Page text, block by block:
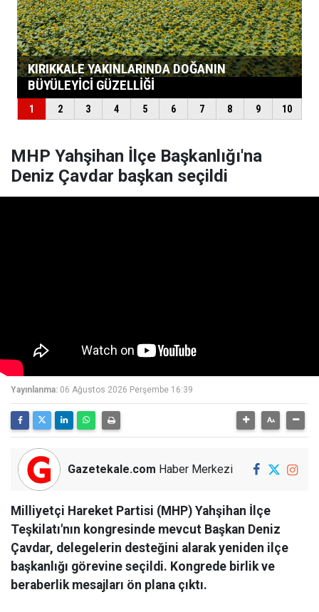
MHP Yahşihan İlçe Başkanlığı'na
Deniz Çavdar başkan seçildi
Yayınlanma: 06 Ağustos 2026 Perşembe 16:39
Gazetekale.com Haber Merkezi
Milliyetçi Hareket Partisi (MHP) Yahşihan İlçe
Teşkilatı'nın kongresinde mevcut Başkan Deniz
Çavdar, delegelerin desteğini alarak yeniden ilçe
başkanlığı görevine seçildi. Kongrede birlik ve
beraberlik mesajları ön plana çıktı.